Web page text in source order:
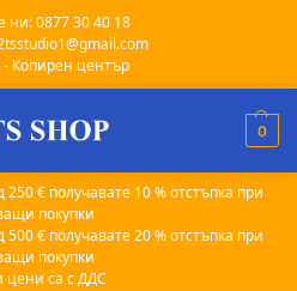
ни: 0877 30 40 18
- Копирен център
0
€ получавате 10 % отстъпка при
покупки
€ получавате 20 % отстъпка при
покупки
цени са с ДДС